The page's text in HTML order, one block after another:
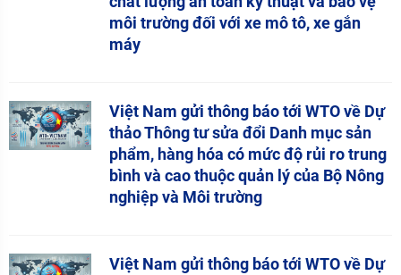
môi trường đối với xe mô tô, xe gắn
máy
Việt Nam gửi thông báo tới WTO về Dự
thảo Thông tư sửa đổi Danh mục sản
phẩm, hàng hóa có mức độ rủi ro trung
bình và cao thuộc quản lý của Bộ Nông
nghiệp và Môi trường
Việt Nam gửi thông báo tới WTO về Dự